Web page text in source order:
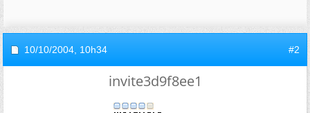
10/10/2004, 10h34 #2
invite3d9f8ee1